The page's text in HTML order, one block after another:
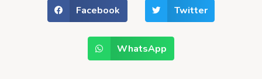
Facebook Twitter
WhatsApp